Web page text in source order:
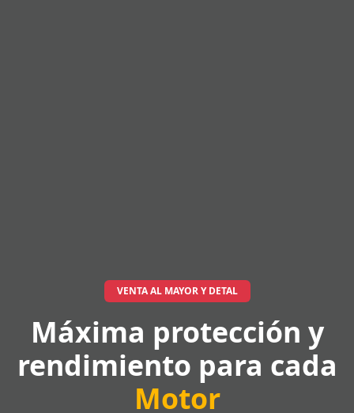
VENTA AL MAYOR Y DETAL
Máxima protección y
rendimiento para cada
Motor